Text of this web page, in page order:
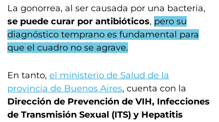
La gonorrea, al ser causada por una bacteria,
se puede curar por antibióticos, pero su
diagnóstico temprano es fundamental para
que el cuadro no se agrave.
En tanto, el ministerio de Salud de la
provincia de Buenos Aires, cuenta con la
Dirección de Prevención de VIH, Infecciones
de Transmisión Sexual (ITS) y Hepatitis